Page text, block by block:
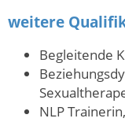
weitere
Begleitende
NLP